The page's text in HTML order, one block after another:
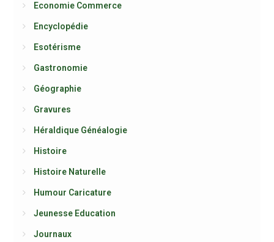
Economie Commerce
Encyclopédie
Esotérisme
Gastronomie
Géographie
Gravures
Héraldique Généalogie
Histoire
Histoire Naturelle
Humour Caricature
Jeunesse Education
Journaux